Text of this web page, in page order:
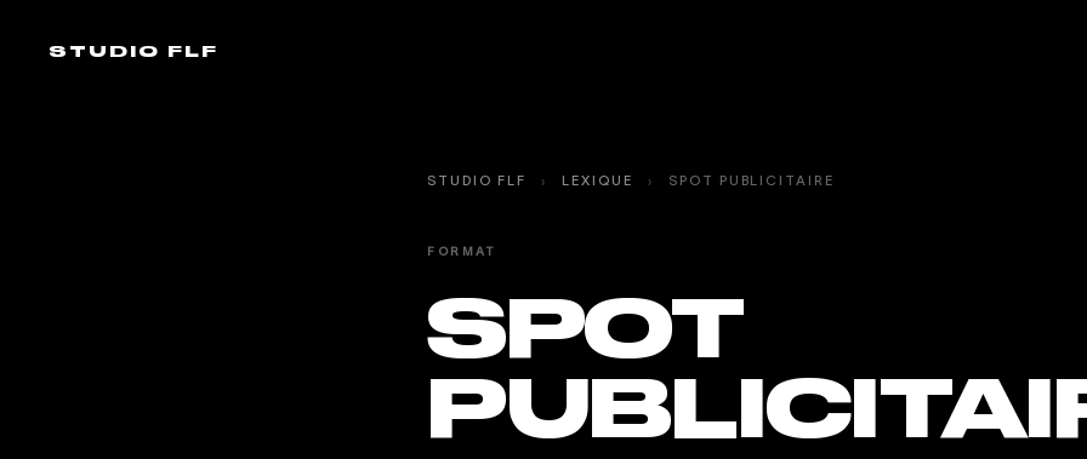
STUDIO FLF
STUDIO FLF › LEXIQUE › SPOT PUBLICITAIRE
FORMAT
SPOT